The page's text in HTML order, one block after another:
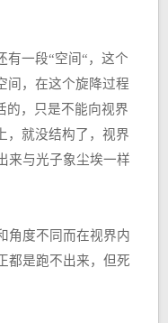
一段“空间“，这个
间，在这个旋降过程
的，只是不能向视界
，就没结构了，视界
来与光子象尘埃一样
度不同而在视界内
都是跑不出来，但死